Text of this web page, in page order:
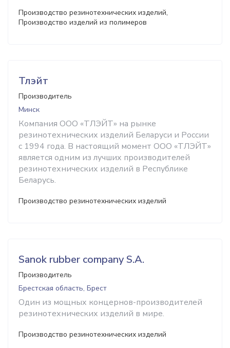
Производство резинотехнических изделий,
Производство изделий из полимеров
Тлэйт
Производитель
Минск
Компания ООО «ТЛЭЙТ» на рынке
резинотехнических изделий Беларуси и России
с 1994 года. В настоящий момент ООО «ТЛЭЙТ»
является одним из лучших производителей
резинотехнических изделий в Республике
Беларусь.
Производство резинотехнических изделий
Sanok rubber company S.A.
Производитель
Брестская область, Брест
Один из мощных концернов-производителей
резинотехнических изделий в мире.
Производство резинотехнических изделий